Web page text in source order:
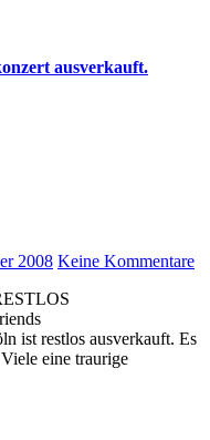
ausverkauft.
2008 Keine Kommentare
ist restlos ausverkauft. Es
eine traurige